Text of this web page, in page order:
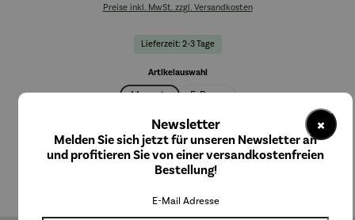
Preise inkl. MwSt. zzgl. Versandkosten
Lieferzeit: 2-3 Tage
Artikelauswahlauswählen
Magazin E-Paper
In den Warenkorb ×
Newsletter
Melden Sie sich jetzt für unseren Newsletter an
und profitieren Sie von einer versandkostenfreien
Bestellung!
E-Mail Adresse